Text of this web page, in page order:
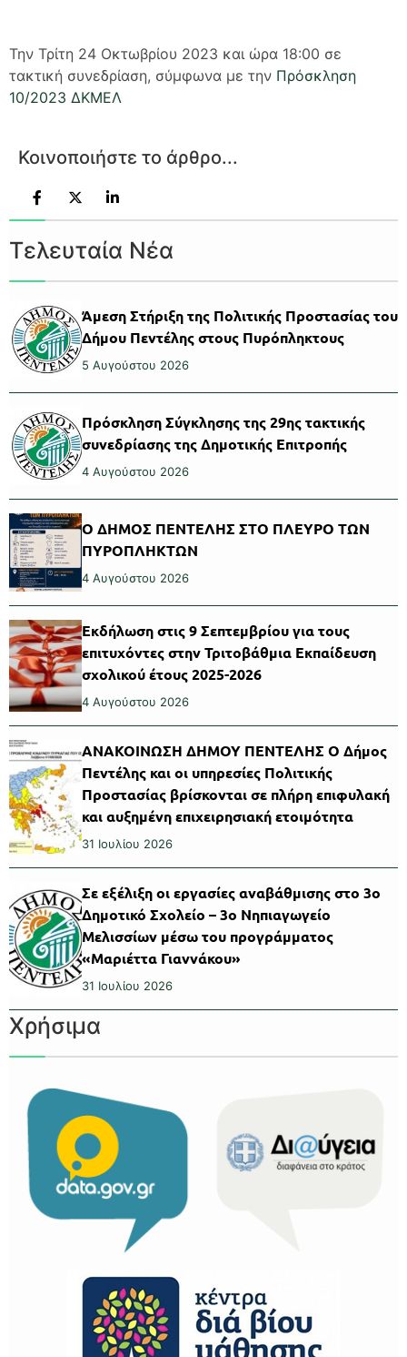
Την Τρίτη 24 Οκτωβρίου 2023 και ώρα 18:00 σε
τακτική συνεδρίαση, σύμφωνα με την Πρόσκληση
10/2023 ΔΚΜΕΛ
Κοινοποιήστε το άρθρο...
Τελευταία Νέα
Άμεση Στήριξη της Πολιτικής Προστασίας του
Δήμου Πεντέλης στους Πυρόπληκτους
5 Αυγούστου 2026
Πρόσκληση Σύγκλησης της 29ης τακτικής
συνεδρίασης της Δημοτικής Επιτροπής
4 Αυγούστου 2026
Ο ΔΗΜΟΣ ΠΕΝΤΕΛΗΣ ΣΤΟ ΠΛΕΥΡΟ ΤΩΝ
ΠΥΡΟΠΛΗΚΤΩΝ
4 Αυγούστου 2026
Εκδήλωση στις 9 Σεπτεμβρίου για τους
επιτυχόντες στην Τριτοβάθμια Εκπαίδευση
σχολικού έτους 2025-2026
4 Αυγούστου 2026
ΑΝΑΚΟΙΝΩΣΗ ΔΗΜΟΥ ΠΕΝΤΕΛΗΣ Ο Δήμος
Πεντέλης και οι υπηρεσίες Πολιτικής
Προστασίας βρίσκονται σε πλήρη επιφυλακή
και αυξημένη επιχειρησιακή ετοιμότητα
31 Ιουλίου 2026
Σε εξέλιξη οι εργασίες αναβάθμισης στο 3ο
Δημοτικό Σχολείο – 3ο Νηπιαγωγείο
Μελισσίων μέσω του προγράμματος
«Μαριέττα Γιαννάκου»
31 Ιουλίου 2026
Χρήσιμα